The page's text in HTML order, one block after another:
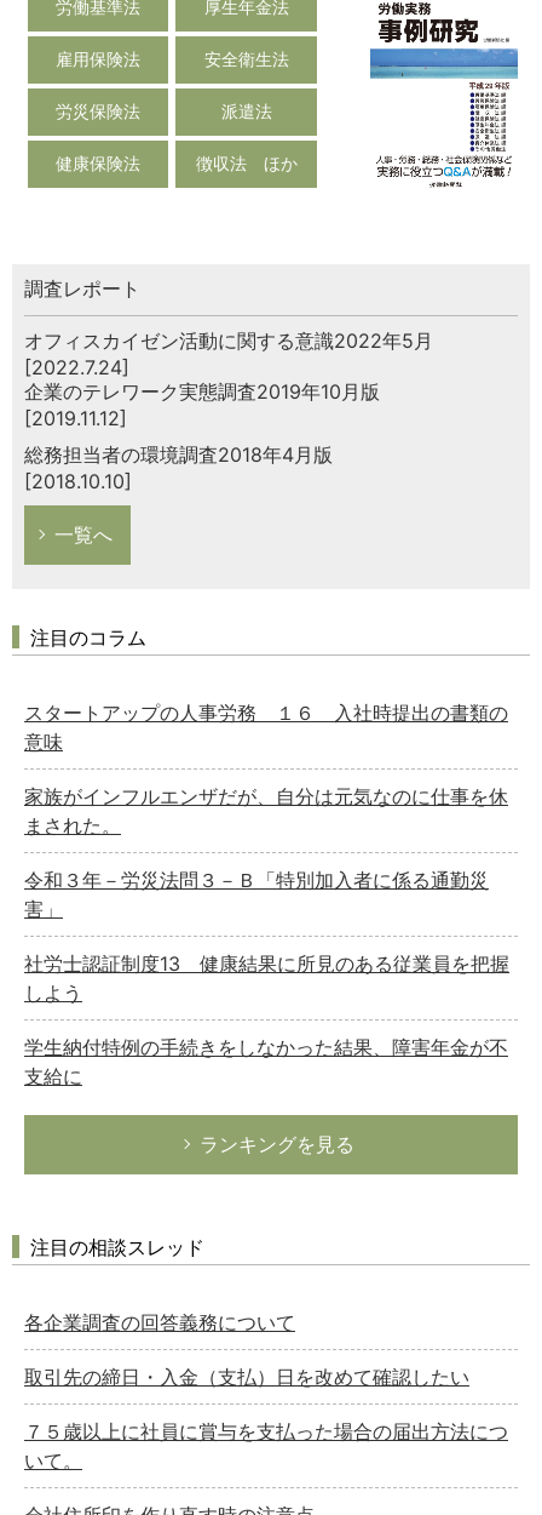
労働基準法 厚生年金法
雇用保険法 安全衛生法
労災保険法 派遣法
健康保険法 徴収法 ほか
調査レポート
オフィスカイゼン活動に関する意識2022年5月
[2022.7.24]
企業のテレワーク実態調査2019年10月版
[2019.11.12]
総務担当者の環境調査2018年4月版
[2018.10.10]
一覧へ
注目のコラム
スタートアップの人事労務 １６ 入社時提出の書類の
意味
家族がインフルエンザだが、自分は元気なのに仕事を休
まされた。
令和３年－労災法問３－Ｂ「特別加入者に係る通勤災
害」
社労士認証制度13 健康結果に所見のある従業員を把握
しよう
学生納付特例の手続きをしなかった結果、障害年金が不
支給に
ランキングを見る
注目の相談スレッド
各企業調査の回答義務について
取引先の締日・入金（支払）日を改めて確認したい
７５歳以上に社員に賞与を支払った場合の届出方法につ
いて。